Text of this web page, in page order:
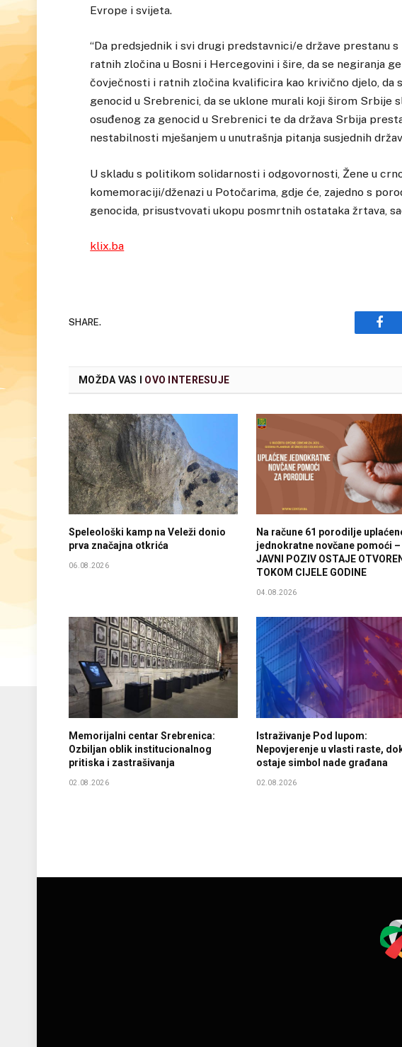
Evrope i svijeta.
“Da predsjednik i svi drugi predstavnici/e države prestanu
ratnih zločina u Bosni i Hercegovini i šire, da se negiranja
čovječnosti i ratnih zločina kvalificira kao krivično djelo, da
genocid u Srebrenici, da se uklone murali koji širom Srbije
osuđenog za genocid u Srebrenici te da država Srbija
nestabilnosti mješanjem u unutrašnja pitanja susjednih
U skladu s politikom solidarnosti i odgovornosti, Žene u
komemoraciji/dženazi u Potočarima, gdje će, zajedno s
genocida, prisustvovati ukopu posmrtnih ostataka žrtava,
klix.ba
SHARE.
MOŽDA VAS I OVO INTERESUJE
Speleološki kamp na Veleži donio
prva značajna otkrića
06.08.2026
Na račune 61 porodilje
jednokratne novčane pomoći –
JAVNI POZIV OSTAJE OTVOREN
TOKOM CIJELE GODINE
04.08.2026
Memorijalni centar Srebrenica:
Ozbiljan oblik institucionalnog
pritiska i zastrašivanja
02.08.2026
Istraživanje Pod lupom:
Nepovjerenje u vlasti raste,
ostaje simbol nade građana
02.08.2026